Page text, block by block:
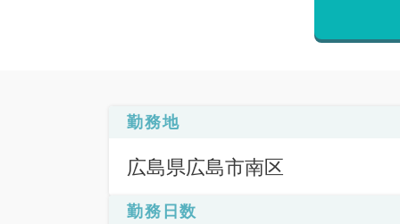
勤務地
広島県広島市南区
勤務日数